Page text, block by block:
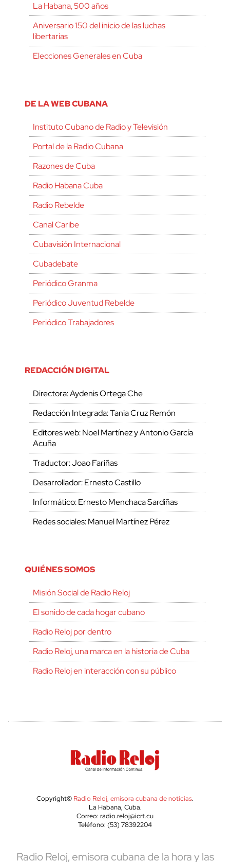
La Habana, 500 años
Aniversario 150 del inicio de las luchas
libertarias
Elecciones Generales en Cuba
DE LA WEB CUBANA
Instituto Cubano de Radio y Televisión
Portal de la Radio Cubana
Razones de Cuba
Radio Habana Cuba
Radio Rebelde
Canal Caribe
Cubavisión Internacional
Cubadebate
Periódico Granma
Periódico Juventud Rebelde
Periódico Trabajadores
REDACCIÓN DIGITAL
Directora: Aydenis Ortega Che
Redacción Integrada: Tania Cruz Remón
Editores web: Noel Martínez y Antonio García
Acuña
Traductor: Joao Fariñas
Desarrollador: Ernesto Castillo
Informático: Ernesto Menchaca Sardiñas
Redes sociales: Manuel Martínez Pérez
QUIÉNES SOMOS
Misión Social de Radio Reloj
El sonido de cada hogar cubano
Radio Reloj por dentro
Radio Reloj, una marca en la historia de Cuba
Radio Reloj en interacción con su público
Copyright© Radio Reloj, emisora cubana de noticias.
La Habana, Cuba.
Correo: radio.reloj@icrt.cu
Teléfono: (53) 78392204
Radio Reloj, emisora cubana de la hora y las